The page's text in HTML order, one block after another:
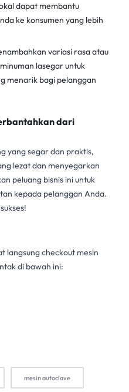
dapat membantu
ke konsumen yang lebih
variasi rasa atau
lasegar untuk
menarik bagi pelanggan
dari
yang segar dan praktis,
lezat dan menyegarkan
peluang bisnis ini untuk
kepada pelanggan Anda.
langsung checkout mesin
di bawah ini:
mesin autoclave